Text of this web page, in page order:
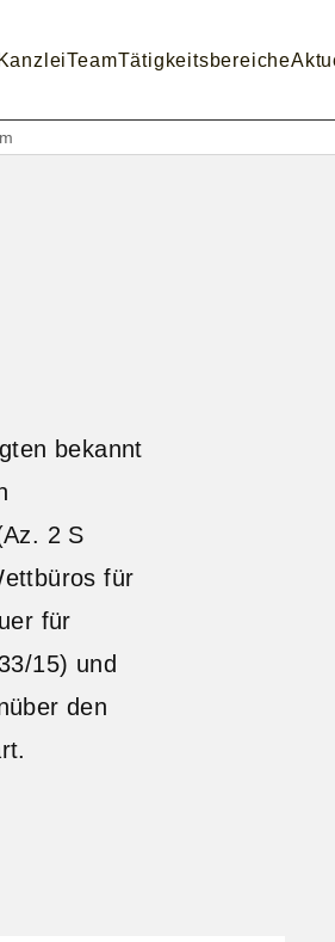
KanzleiTeamTätigkeitsbereiche
bekannt
2 S
für
für
15) und
den